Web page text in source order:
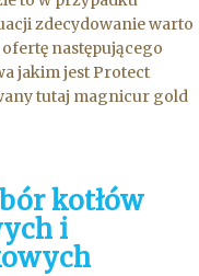
zdecydowanie warto
następującego
jakim jest Protect
tutaj magnicur gold
kotłów
i